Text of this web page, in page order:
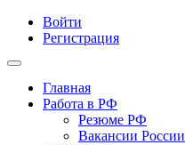
Войти
Регистрация
Главная
Работа в РФ
Резюме РФ
Вакансии России